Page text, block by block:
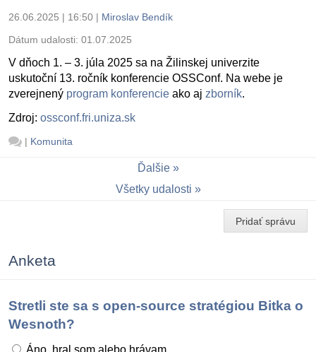
26.06.2025 | 16:50 | Miroslav Bendík
Dátum udalosti: 01.07.2025
V dňoch 1. – 3. júla 2025 sa na Žilinskej univerzite
uskutoční 13. ročník konferencie OSSConf. Na webe je
zverejnený program konferencie ako aj zborník.
Zdroj: ossconf.fri.uniza.sk
| Komunita
Ďalšie
Všetky udalosti
Pridať správu
Anketa
Stretli ste sa s open-source stratégiou Bitka o
Wesnoth?
Áno, hral som alebo hrávam